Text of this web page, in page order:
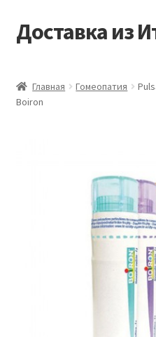
Перейти
к
Перейти
к
Доставка из
Доставка
Главная Гомеопатия
Boiron